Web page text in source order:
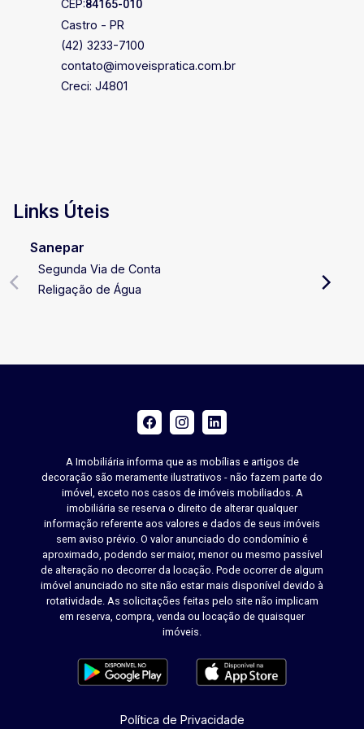
CEP:84165-010
Castro - PR
(42) 3233-7100
contato@imoveispratica.com.br
Creci: J4801
Links Úteis
Sanepar
Segunda Via de Conta
Religação de Água
A Imobiliária informa que as mobílias e artigos de
decoração são meramente ilustrativos - não fazem parte do
imóvel, exceto nos casos de imóveis mobiliados. A
imobiliária se reserva o direito de alterar qualquer
informação referente aos valores e dados de seus imóveis
sem aviso prévio. O valor anunciado do condomínio é
aproximado, podendo ser maior, menor ou mesmo passível
de alteração no decorrer da locação. Pode ocorrer de algum
imóvel anunciado no site não estar mais disponível devido à
rotatividade. As solicitações feitas pelo site não implicam
em reserva, compra, venda ou locação de quaisquer
imóveis.
Política de Privacidade